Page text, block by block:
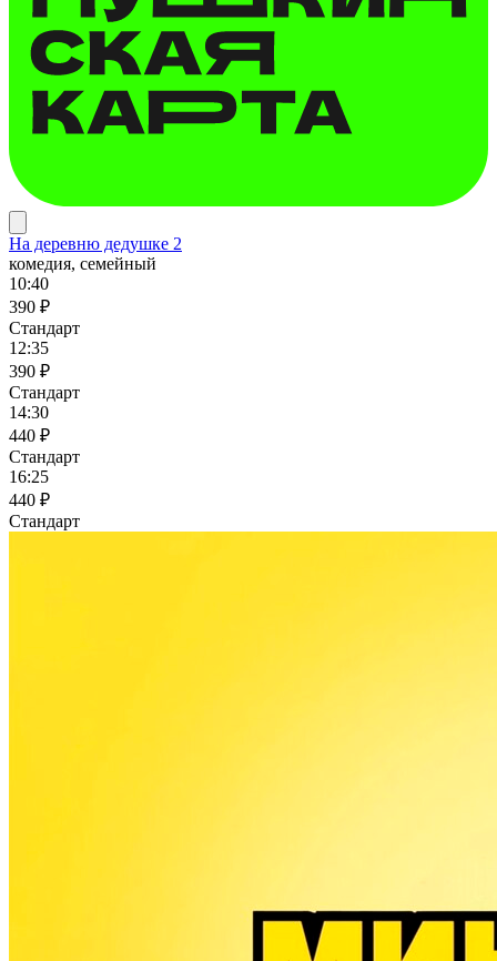
На деревню дедушке 2
комедия, семейный
10:40
390 ₽
Стандарт
12:35
390 ₽
Стандарт
14:30
440 ₽
Стандарт
16:25
440 ₽
Стандарт